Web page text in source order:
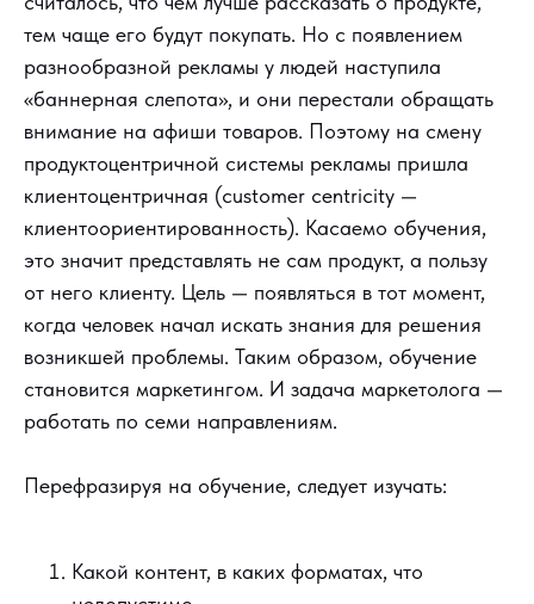
тем чаще его будут покупать. Но с появлением
разнообразной рекламы у людей наступила
«баннерная слепота», и они перестали обращать
внимание на афиши товаров. Поэтому на смену
продуктоцентричной системы рекламы пришла
клиентоцентричная (customer centricity —
клиентоориентированность). Касаемо обучения,
это значит представлять не сам продукт, а пользу
от него клиенту. Цель — появляться в тот момент,
когда человек начал искать знания для решения
возникшей проблемы. Таким образом, обучение
становится маркетингом. И задача маркетолога —
работать по семи направлениям.
Перефразируя на обучение, следует изучать:
Какой контент, в каких форматах, что